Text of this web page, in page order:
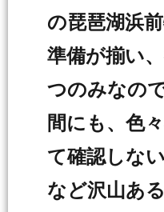
の琵琶湖浜
準備が揃い
つのみなの
間にも、色
て確認しな
など沢山あ